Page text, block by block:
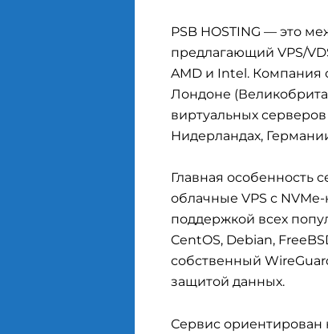
PSB HOSTING — это
предлагающий VPS/
AMD и Intel. Компания
Лондоне
виртуальных
Нидерландах,
Главная особенность
облачные VPS с
поддержкой всех
CentOS, Debian,
собственный
защитой данных.
Сервис ориентирован